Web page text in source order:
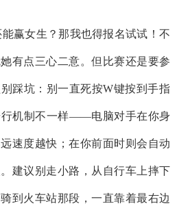
能赢女生？那我也得报名试试！不
有点三心二意。但比赛还是要参
踩坑：别一直死按W键按到手指
机制不一样——电脑对手在你身
速度越快；在你前面时则会自动
建议别走小路，从自行车上摔下
到火车站那段，一直靠着最右边